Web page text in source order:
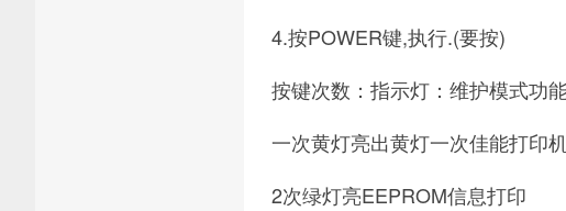
4.按POWER键,执行.(要按)
按键次数：指示灯：维护模式功能
一次黄灯亮出黄灯一次佳能打印
2次绿灯亮EEPROM信息打印